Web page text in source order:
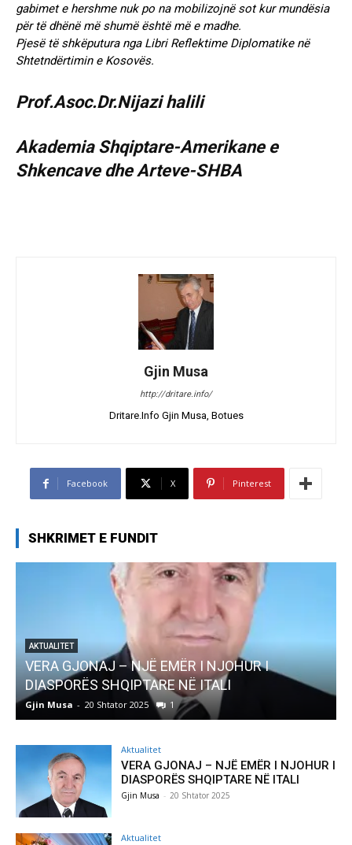
gabimet e hershme nuk po na mobilizojnë sot kur mundësia
për të dhënë më shumë është më e madhe.
Pjesë të shkëputura nga Libri Reflektime Diplomatike në
Shtetndërtimin e Kosovës.
Prof.Asoc.Dr.Nijazi halili
Akademia Shqiptare-Amerikane e
Shkencave dhe Arteve-SHBA
Gjin Musa
http://dritare.info/
Dritare.Info Gjin Musa, Botues
Facebook X Pinterest
SHKRIMET E FUNDIT
I
AKTUALITET
Pregaditi Gjin Musa-Rome- Shtator
Gjin Musa - 8 Shtator 2025
Aktualitet
VERA GJONAJ – NJË EMËR I NJOHUR I
DIASPORËS SHQIPTARE NË ITALI
Gjin Musa - 20 Shtator 2025
Aktualitet